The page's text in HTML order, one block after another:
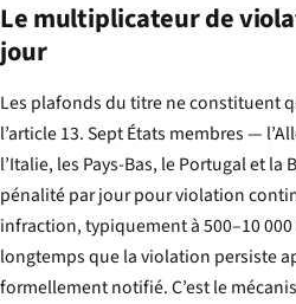
Le multiplicateur de
jour
Les plafonds du titre ne constituent
l’article 13. Sept États membres —
l’Italie, les Pays-Bas, le Portugal et
pénalité par jour pour violation
infraction, typiquement à 500–10
longtemps que la violation persiste
formellement notifié. C’est le